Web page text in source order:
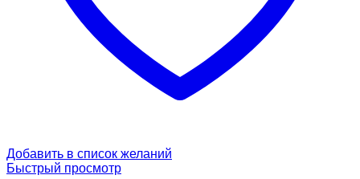
Добавить в список желаний
Быстрый просмотр